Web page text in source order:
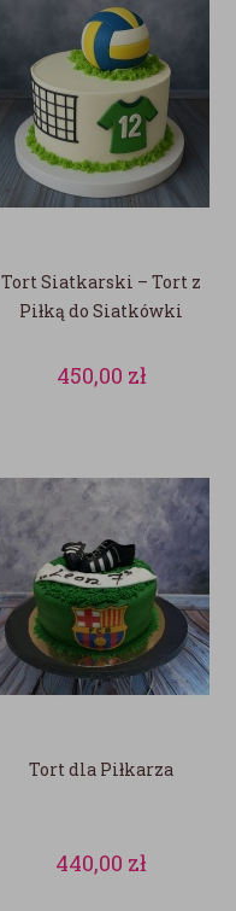
Tort Siatkarski – Tort z
Piłką do Siatkówki
450,00 zł
Tort dla Piłkarza
440,00 zł